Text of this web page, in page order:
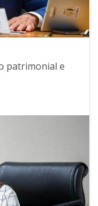
patrimonial e